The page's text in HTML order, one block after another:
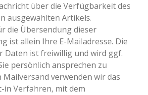
über die Verfügbarkeit des
ausgewählten Artikels.
die Übersendung dieser
ist allein Ihre E-Mailadresse. Die
Daten ist freiwillig und wird ggf.
persönlich ansprechen zu
Mailversand verwenden wir das
in Verfahren, mit dem